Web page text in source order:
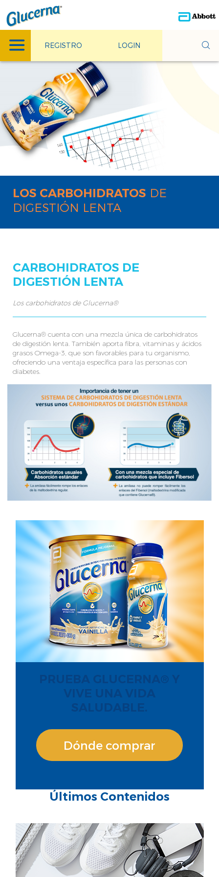
REGISTRO LOGIN
LOS CARBOHIDRATOS DE
DIGESTIÓN LENTA
CARBOHIDRATOS DE
DIGESTIÓN LENTA
Los carbohidratos de Glucerna®
Glucerna® cuenta con una mezcla única de carbohidratos
de digestión lenta. También aporta fibra, vitaminas y ácidos
grasos Omega-3, que son favorables para tu organismo,
ofreciendo una ventaja específica para las personas con
diabetes.
PRUEBA GLUCERNA® Y
VIVE UNA VIDA
SALUDABLE.
Dónde comprar
Últimos Contenidos